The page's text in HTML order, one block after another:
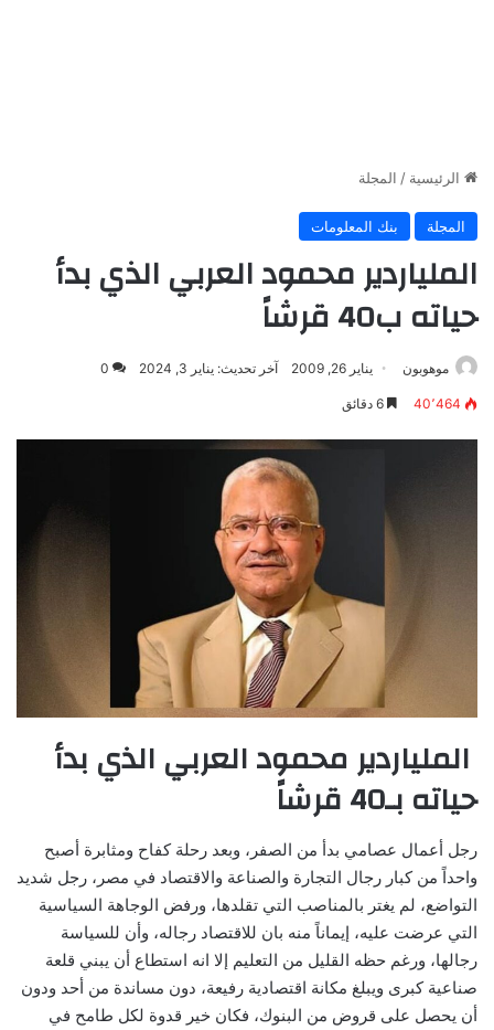
الرئيسية / المجلة
المجلة بنك المعلومات
الملياردير محمود العربي الذي بدأ
حياته ب40 قرشاً
موهوبون يناير 26, 2009 آخر تحديث: يناير 3, 2024 0
40٬464
الملياردير محمود العربي الذي بدأ
حياته بـ40 قرشاً
رجل أعمال عصامي بدأ من الصفر، وبعد رحلة كفاح ومثابرة أصبح
واحداً من كبار رجال التجارة والصناعة والاقتصاد في مصر، رجل شديد
التواضع، لم يغتر بالمناصب التي تقلدها، ورفض الوجاهة السياسية
التي عرضت عليه، إيماناً منه بان للاقتصاد رجاله، وأن للسياسة
رجالها، ورغم حظه القليل من التعليم إلا انه استطاع أن يبني قلعة
صناعية كبرى ويبلغ مكانة اقتصادية رفيعة، دون مساندة من أحد ودون
أن يحصل على قروض من البنوك، فكان خير قدوة لكل طامح في